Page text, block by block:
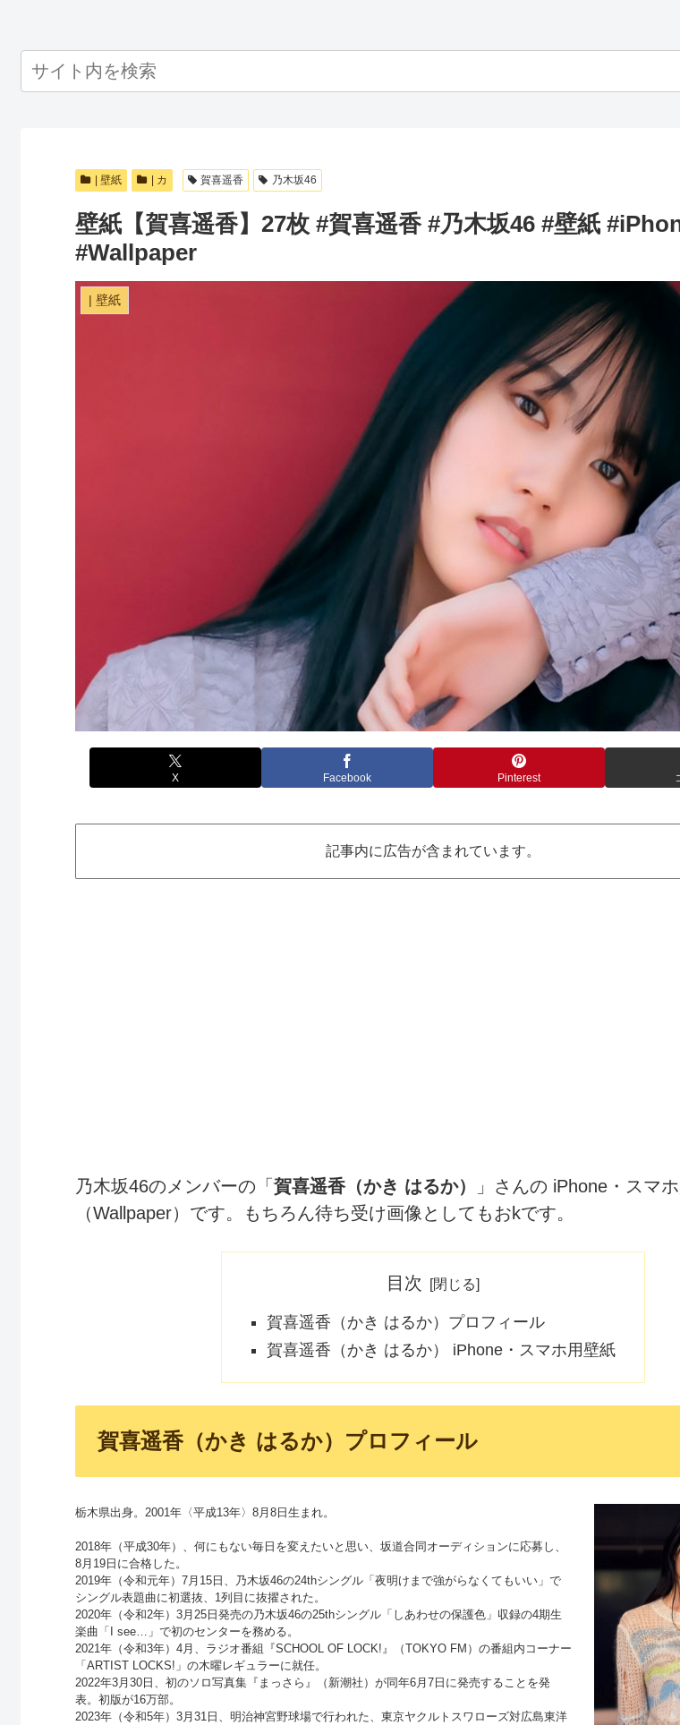
| 壁紙 | カ 賀喜遥香 乃木坂46
壁紙【賀喜遥香】27枚 #賀喜遥香 #乃木坂46 #壁紙
#Wallpaper
| 壁紙
X Facebook Pinterest
記事内に広告が含まれています。
乃木坂46のメンバーの「賀喜遥香（かき はるか） 」さんの iPhone・スマ
（Wallpaper）です。もちろん待ち受け画像としてもおkです。
目次
賀喜遥香（かき はるか）プロフィール
賀喜遥香（かき はるか） iPhone・スマホ用壁紙
賀喜遥香（かき はるか）プロフィール
栃木県出身。2001年〈平成13年〉8月8日生まれ。
2018年（平成30年）、何にもない毎日を変えたいと思い、坂道合同オーディションに応募し、
8月19日に合格した。
2019年（令和元年）7月15日、乃木坂46の24thシングル「夜明けまで強がらなくてもいい」で
シングル表題曲に初選抜、1列目に抜擢された。
2020年（令和2年）3月25日発売の乃木坂46の25thシングル「しあわせの保護色」収録の4期生
楽曲「I see…」で初のセンターを務める。
2021年（令和3年）4月、ラジオ番組『SCHOOL OF LOCK!』（TOKYO FM）の番組内コーナー
「ARTIST LOCKS!」の木曜レギュラーに就任。
2022年3月30日、初のソロ写真集『まっさら』（新潮社）が同年6月7日に発売することを発
表。初版が16万部。
2023年（令和5年）3月31日、明治神宮野球場で行われた、東京ヤクルトスワローズ対広島東洋